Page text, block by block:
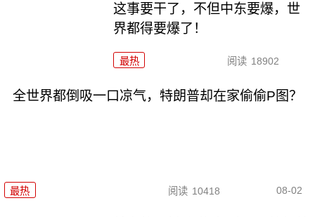
这事要干了，不但中东要爆，世
界都得要爆了！
最热 阅读 18902
全世界都倒吸一口凉气，特朗普却在家偷偷P图？
最热 阅读 10418 08-02